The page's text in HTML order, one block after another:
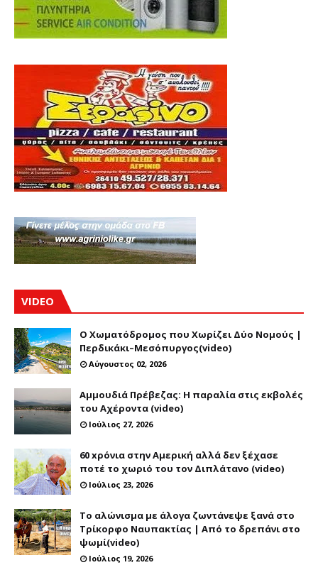
VIDEO
Ο Χωματόδρομος που Χωρίζει Δύο Νομούς |
Περδικάκι–Μεσόπυργος(video)
Αύγουστος 02, 2026
Αμμουδιά Πρέβεζας: Η παραλία στις εκβολές
του Αχέροντα (video)
Ιούλιος 27, 2026
60 xρόνια στην Αμερική αλλά δεν ξέχασε
ποτέ το χωριό του τον Διπλάτανο (video)
Ιούλιος 23, 2026
Το αλώνισμα με άλογα ζωντάνεψε ξανά στο
Τρίκορφο Ναυπακτίας | Από το δρεπάνι στο
ψωμί(video)
Ιούλιος 19, 2026